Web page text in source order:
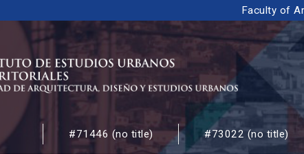
Faculty of
ESTUDIOS URBANOS
DISEÑO Y ESTUDIOS URBANOS
#71446 (no title) #73022 (no title)